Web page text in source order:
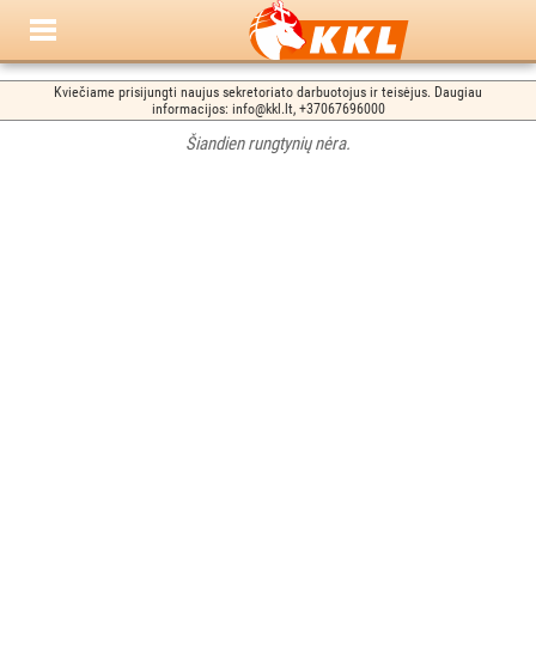
Kviečiame prisijungti naujus sekretoriato darbuotojus ir teisėjus. Daugiau
informacijos: info@kkl.lt, +37067696000
Šiandien rungtynių nėra.